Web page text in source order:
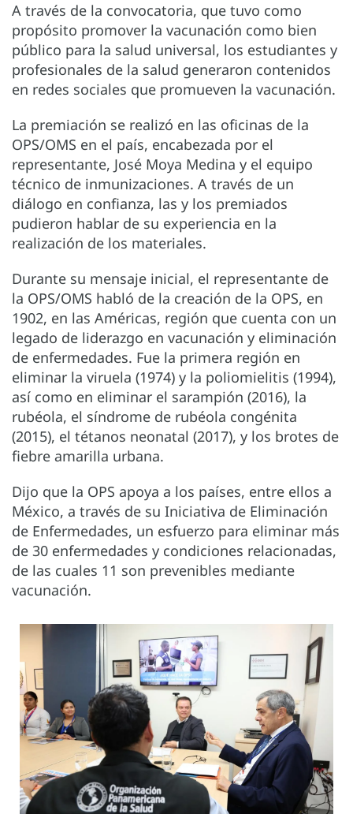
A través de la convocatoria, que tuvo como
propósito promover la vacunación como bien
público para la salud universal, los estudiantes y
profesionales de la salud generaron contenidos
en redes sociales que promueven la vacunación.
La premiación se realizó en las oficinas de la
OPS/OMS en el país, encabezada por el
representante, José Moya Medina y el equipo
técnico de inmunizaciones. A través de un
diálogo en confianza, las y los premiados
pudieron hablar de su experiencia en la
realización de los materiales.
Durante su mensaje inicial, el representante de
la OPS/OMS habló de la creación de la OPS, en
1902, en las Américas, región que cuenta con un
legado de liderazgo en vacunación y eliminación
de enfermedades. Fue la primera región en
eliminar la viruela (1974) y la poliomielitis (1994),
así como en eliminar el sarampión (2016), la
rubéola, el síndrome de rubéola congénita
(2015), el tétanos neonatal (2017), y los brotes de
fiebre amarilla urbana.
Dijo que la OPS apoya a los países, entre ellos a
México, a través de su Iniciativa de Eliminación
de Enfermedades, un esfuerzo para eliminar más
de 30 enfermedades y condiciones relacionadas,
de las cuales 11 son prevenibles mediante
vacunación.